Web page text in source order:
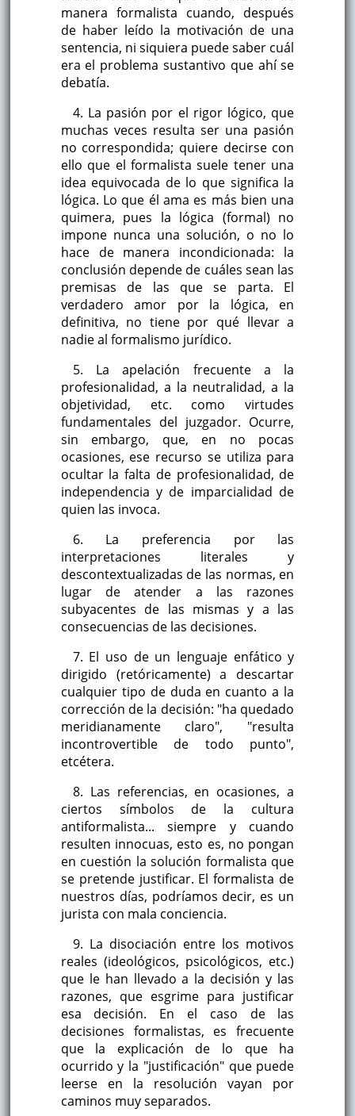
manera formalista cuando, después
de haber leído la motivación de una
sentencia, ni siquiera puede saber cuál
era el problema sustantivo que ahí se
debatía.
4. La pasión por el rigor lógico, que
muchas veces resulta ser una pasión
no correspondida; quiere decirse con
ello que el formalista suele tener una
idea equivocada de lo que significa la
lógica. Lo que él ama es más bien una
quimera, pues la lógica (formal) no
impone nunca una solución, o no lo
hace de manera incondicionada: la
conclusión depende de cuáles sean las
premisas de las que se parta. El
verdadero amor por la lógica, en
definitiva, no tiene por qué llevar a
nadie al formalismo jurídico.
5. La apelación frecuente a la
profesionalidad, a la neutralidad, a la
objetividad, etc. como virtudes
fundamentales del juzgador. Ocurre,
sin embargo, que, en no pocas
ocasiones, ese recurso se utiliza para
ocultar la falta de profesionalidad, de
independencia y de imparcialidad de
quien las invoca.
6. La preferencia por las
interpretaciones literales y
descontextualizadas de las normas, en
lugar de atender a las razones
subyacentes de las mismas y a las
consecuencias de las decisiones.
7. El uso de un lenguaje enfático y
dirigido (retóricamente) a descartar
cualquier tipo de duda en cuanto a la
corrección de la decisión: "ha quedado
meridianamente claro", "resulta
incontrovertible de todo punto",
etcétera.
8. Las referencias, en ocasiones, a
ciertos símbolos de la cultura
antiformalista... siempre y cuando
resulten innocuas, esto es, no pongan
en cuestión la solución formalista que
se pretende justificar. El formalista de
nuestros días, podríamos decir, es un
jurista con mala conciencia.
9. La disociación entre los motivos
reales (ideológicos, psicológicos, etc.)
que le han llevado a la decisión y las
razones, que esgrime para justificar
esa decisión. En el caso de las
decisiones formalistas, es frecuente
que la explicación de lo que ha
ocurrido y la "justificación" que puede
leerse en la resolución vayan por
caminos muy separados.